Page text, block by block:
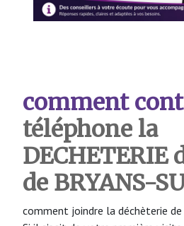
comment
téléphone la
DECHETERIE
de BRYANS-
comment joindre la déchèterie de